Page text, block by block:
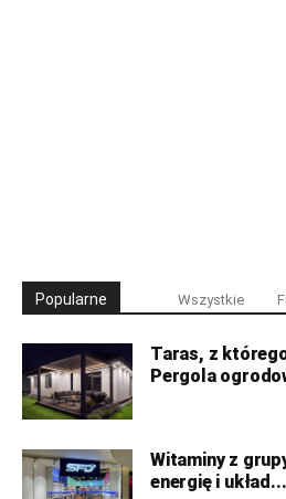
Popularne Wszystkie
Taras, z
Pergola
Witaminy z
energię i układ...